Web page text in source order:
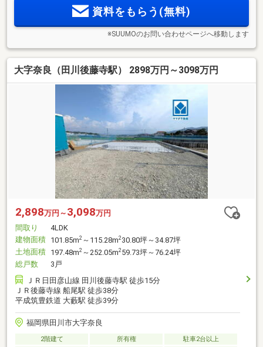
資料をもらう(無料)
※SUUMOのお問い合わせページへ移動します
大字奈良（田川後藤寺駅） 2898万円～3098万円
2,898万円～ 3,098万円
間取り
4LDK
建物面積 101.85m2 ～115.28m230.80坪～34.87坪
土地面積 197.48m2 ～252.05m259.73坪～76.24坪
総戸数
3戸
ＪＲ日田彦山線 田川後藤寺駅 徒歩15分
ＪＲ後藤寺線 船尾駅 徒歩38分
平成筑豊鉄道 大藪駅 徒歩39分
福岡県田川市大字奈良
2階建て 所有権
駐車2台以上